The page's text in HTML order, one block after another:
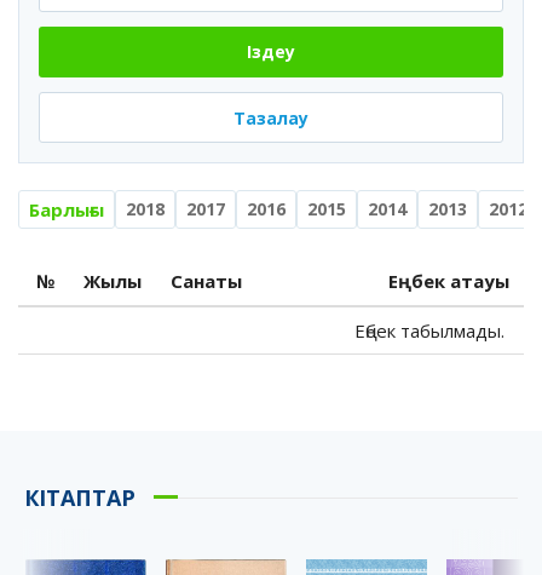
Іздеу
Тазалау
Барлығы 2018 2017 2016 2015 2014 2013 2012
№ Жылы Санаты Еңбек атауы
Еңбек табылмады.
КІТАПТАР